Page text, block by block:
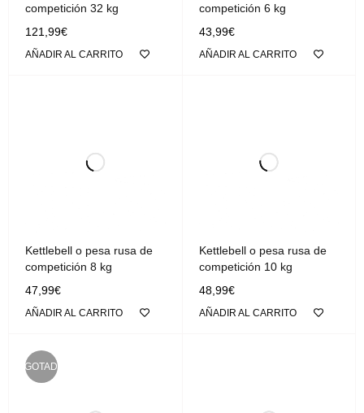
competición 32 kg
121,99€
AÑADIR AL CARRITO
competición 6 kg
43,99€
AÑADIR AL CARRITO
Kettlebell o pesa rusa de
competición 8 kg
47,99€
AÑADIR AL CARRITO
Kettlebell o pesa rusa de
competición 10 kg
48,99€
AÑADIR AL CARRITO
AGOTADO